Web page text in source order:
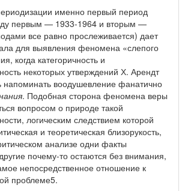
именно первый период
первым — 1933-1964 и вторым —
все равно прослеживается) дает
для выявления феномена «слепого
когда категоричность и
некоторых утверждений Х. Арендт
напоминать воодушевление фанатично
. Подобная сторона феномена веры
вопросом о природе такой
логическим следствием которой
и теоретическая близорукость,
анализе одни факты
почему-то остаются без внимания,
непосредственное отношение к
проблеме5.